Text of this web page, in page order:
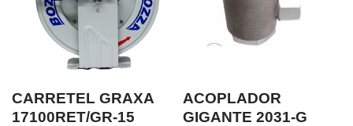
CARRETEL GRAXA
17100RET/GR-15
ACOPLADOR
GIGANTE 2031-G